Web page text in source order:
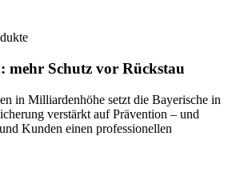
mehr Schutz vor Rückstau
in Milliardenhöhe setzt die Bayerische in
verstärkt auf Prävention – und
Kunden einen professionellen